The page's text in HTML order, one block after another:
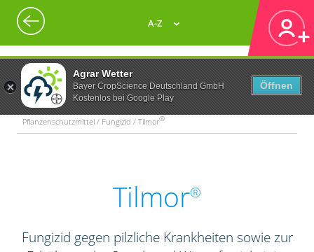
Agrar Wetter
Bayer CropScience Deutschland GmbH
Kostenlos bei Google Play
Öffnen
A-Z
Pflanzenschutzmittel / Fungizid / Tilmor®
Tilmor®
Fungizid gegen pilzliche Krankheiten sowie zur